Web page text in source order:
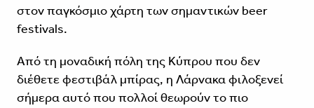
στον παγκόσμιο χάρτη των σημαντικών beer
festivals.
Από τη μοναδική πόλη της Κύπρου που δεν
διέθετε φεστιβάλ μπίρας, η Λάρνακα φιλοξενεί
σήμερα αυτό που πολλοί θεωρούν το πιο